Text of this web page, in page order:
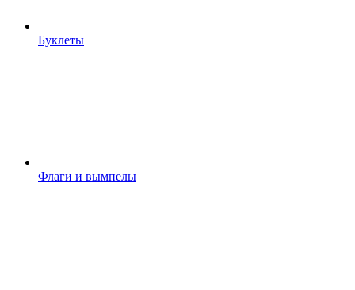
Буклеты
Флаги и вымпелы